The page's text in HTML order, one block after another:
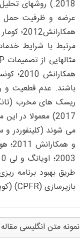
2017) معمولا
طریق بهبود برنامه
بازپرسازی (CPFR) (کوپرا و سودهی 2014؛ گویندان 2015؛ زو، دانگ و زیا 2015) به بهبود قابل توجهی دست یافتند.
نمونه متن انگلیسی مقاله